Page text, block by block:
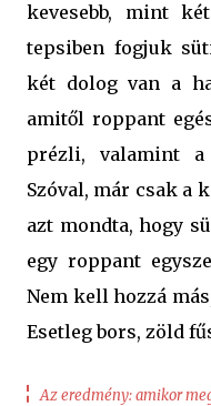
kevesebb, mint
tepsiben fogjuk
két dolog van a
amitől roppant
prézli, valamint
Szóval, már csak a
azt mondta, hogy
egy roppant
Nem kell hozzá
Esetleg bors, zöld
Az eredmény: amikor